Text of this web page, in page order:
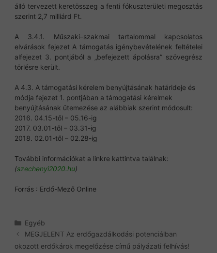
álló tervezett keretösszeg a fenti fókuszterületi megosztás
szerint 2,7 milliárd Ft.
A 3.4.1. Műszaki–szakmai tartalommal kapcsolatos
elvárások fejezet A támogatás igénybevételének feltételei
alfejezet 3. pontjából a „befejezett ápolásra” szövegrész
törlésre került.
A 4.3. A támogatási kérelem benyújtásának határideje és
módja fejezet 1. pontjában a támogatási kérelmek
benyújtásának ütemezése az alábbiak szerint módosult:
2016. 04.15-től – 05.16-ig
2017. 03.01-től – 03.31-ig
2018. 02.01-től – 02.28-ig
További információkat a linkre kattintva találnak:
(szechenyi2020.hu)
Forrás : Erdő-Mező Online
Kategória
Egyéb
MEGJELENT Az erdőgazdálkodási potenciálban
okozott erdőkárok megelőzése című pályázati felhívás!